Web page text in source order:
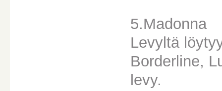
5.Madonna
Levyltä
Borderline,
levy.